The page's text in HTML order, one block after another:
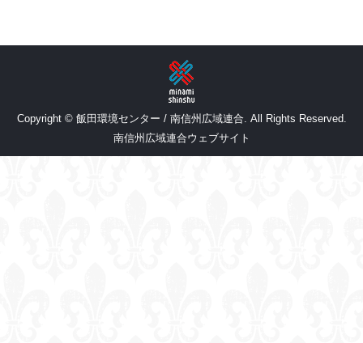
Copyright © 飯田環境センター / 南信州広域連合. All Rights Reserved.
南信州広域連合ウェブサイト